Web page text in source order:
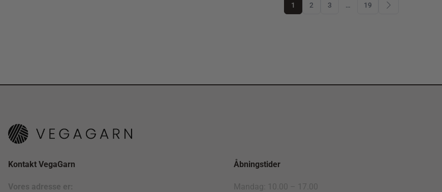
1 2 3 … 19
Kontakt VegaGarn
Vores adresse er:
Åbningstider
Mandag: 10.00 – 17.00